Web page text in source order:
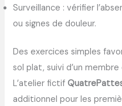
Surveillance : vérifier
ou signes de douleur.
Des exercices simples
sol plat, suivi d’un
L’atelier fictif
additionnel pour les